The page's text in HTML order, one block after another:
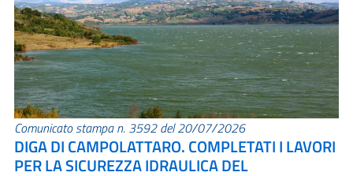
Comunicato stampa n. 3592 del 20/07/2026
DIGA DI CAMPOLATTARO. COMPLETATI I LAVORI
PER LA SICUREZZA IDRAULICA DEL